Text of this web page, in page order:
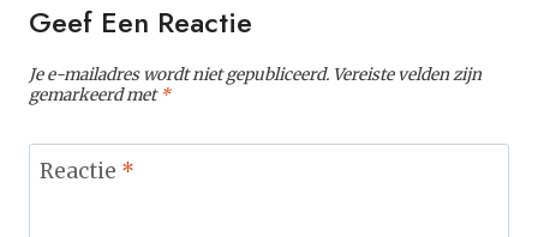
Geef Een Reactie
Je e-mailadres wordt niet gepubliceerd. Vereiste velden zijn
gemarkeerd met*
Reactie *